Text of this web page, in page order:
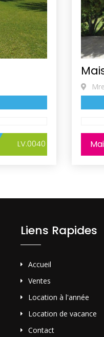
LV.0040
Liens Rapides
Accueil
Ventes
Location à l'année
Location de vacance
Contact